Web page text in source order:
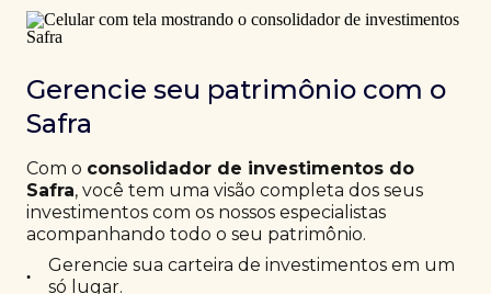
Gerencie seu patrimônio com o
Safra
Com o consolidador de investimentos do
Safra, você tem uma visão completa dos seus
investimentos com os nossos especialistas
acompanhando todo o seu patrimônio.
•
Gerencie sua carteira de investimentos em um
só lugar.